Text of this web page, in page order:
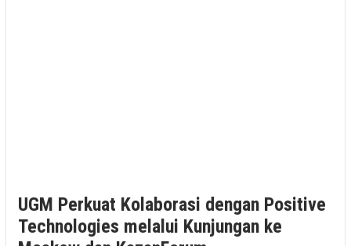
UGM Perkuat Kolaborasi dengan Positive
Technologies melalui Kunjungan ke